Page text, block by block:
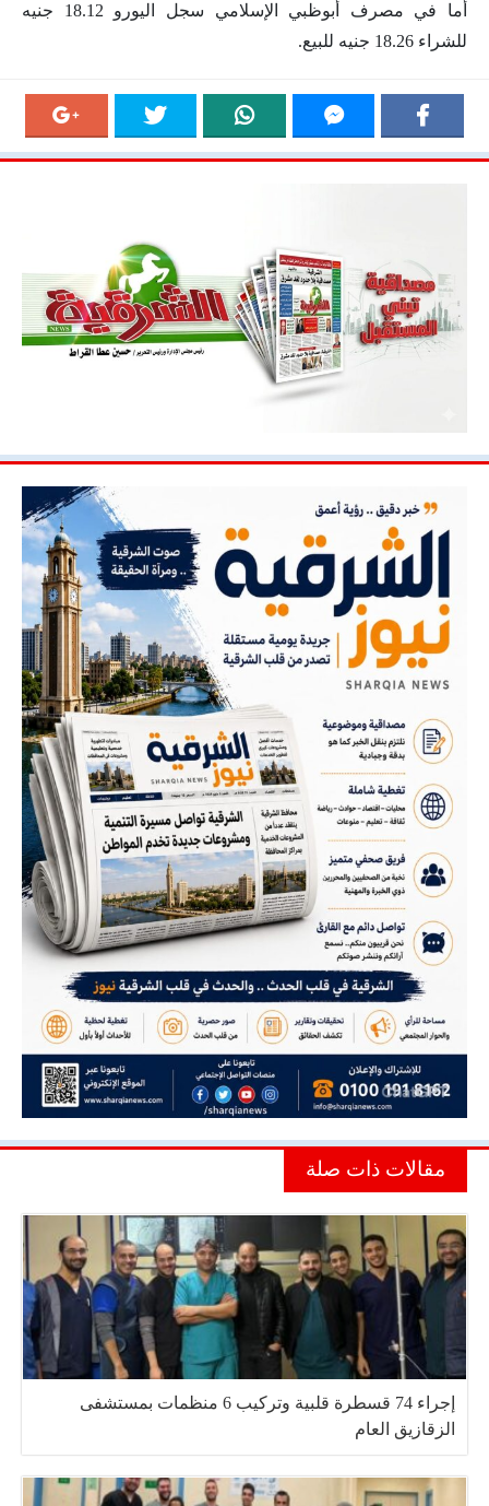
أما في مصرف أبوظبي الإسلامي سجل اليورو 18.12 جنيه
للشراء 18.26 جنيه للبيع.
مقالات ذات صلة
إجراء 74 قسطرة قلبية وتركيب 6 منظمات بمستشفى
الزقازيق العام